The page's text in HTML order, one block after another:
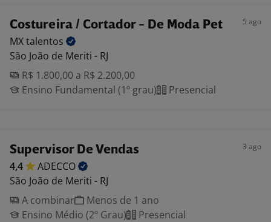
Costureira / Cortador - De Moda Pet 5 ago
MXtalentos
São João de Meriti - RJ
R$ 1.800,00 a R$ 2.200,00
Ensino Fundamental (1º grau)
Presencial
Supervisor De Vendas 3 ago
4,4
ADECCO
São João de Meriti - RJ
A combinar
Menos de 1 ano
Ensino Médio (2º Grau)
Presencial